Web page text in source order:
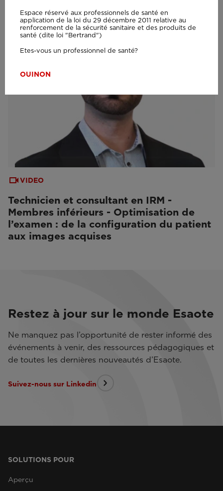
VIDEO
Technicien et consultant en IRM -
Membres inférieurs - Optimisation de
l’examen : de la configuration du patient
aux images acquises
Restez à jour sur le monde Esaote
Ne manquez pas l’opportunité de rester informé des
événements à venir, des ressources pédagogiques et
de toutes les dernières nouveautés d’Esaote.
Suivez-nous sur Linkedin
SOLUTIONS POUR
Aperçu
Espace réservé aux professionnels de santé en
application de la loi du 29 décembre 2011 relative au
renforcement de la sécurité sanitaire et des produits de
santé (dite loi "Bertrand")
Etes-vous un professionnel de santé?
OUINON